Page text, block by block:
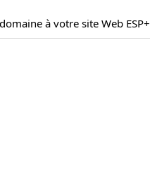
à votre site Web ESP+